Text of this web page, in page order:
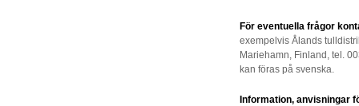
För eventuella frågor
exempelvis Ålands
Mariehamn, Finland, tel.
kan föras på svenska.
Information, anvisningar